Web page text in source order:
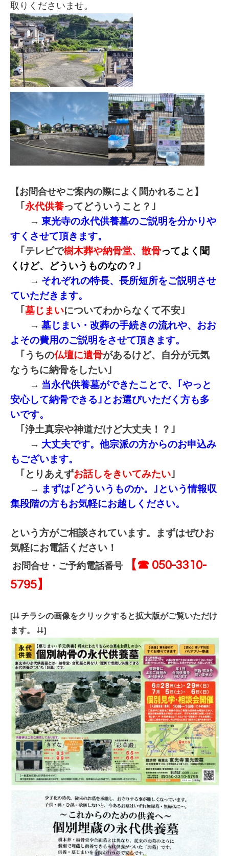
取りくださいませ。
【お問合せやご案内の際によく聞かれること】
｢ 永代供養ってどういうこと？｣
→ 東光寺の永代供養墓のご説明を分かりや
すくさせて頂きます。
｢テレビで樹木葬や納骨堂、散骨ってよく聞
くけど、どういうものなの？ ｣
→ それぞれの特長、長所短所をご説明させ
ていただきます。
｢ 墓じまいについてわからなくて不安｣
→ 墓じまい・改葬の手続きの流れや、おお
よその費用のご説明をさせて頂きます。
｢うちの仏壇に遺骨があるけど、自分が元気
なうちに納骨をしたい｣
→ 当永代供養墓ができたことで、｢やっと
安心して納骨できる｣とお選びいただく方も多
いです。
｢浄土真宗や神道だけど大丈夫！？｣
→ 大丈夫です。他宗派の方からのお申込み
もございます。
｢とりあえずお話しをきいてみたい｣
→ まずは｢どういうものか。｣という情報収
集段階の方もお気軽にお越しください。
という方がご相談されています。まずはぜひお
気軽にお電話ください！
お問合せ・ご予約電話番号
【☎ 050-3310-
5795】
[↓↓ チラシの画像をクリックすると拡大版がご覧いただけ
ます。 ↓↓]